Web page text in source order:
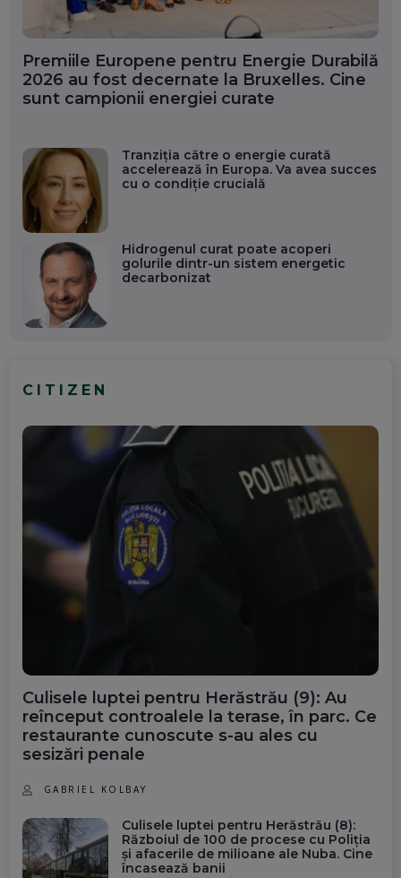
Premiile Europene pentru Energie Durabilă
2026 au fost decernate la Bruxelles. Cine
sunt campionii energiei curate
Tranziția către o energie curată
accelerează în Europa. Va avea succes
cu o condiție crucială
Hidrogenul curat poate acoperi
golurile dintr-un sistem energetic
decarbonizat
CITIZEN
Culisele luptei pentru Herăstrău (9): Au
reînceput controalele la terase, în parc. Ce
restaurante cunoscute s-au ales cu
sesizări penale
GABRIEL KOLBAY
Culisele luptei pentru Herăstrău (8):
Războiul de 100 de procese cu Poliția
și afacerile de milioane ale Nuba. Cine
încasează banii